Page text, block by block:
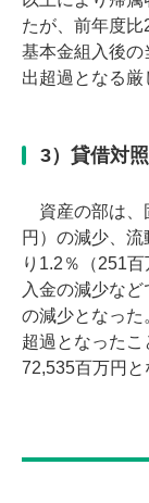
たが、前年度比
基本金組入後の
出超過となる厳
3）貸借対
資産の部は、
円）の減少、
り1.2％（251
入金の減少など
の減少となった
超過となった
72,535百万円と